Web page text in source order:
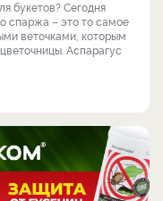
букетов? Сегодня
спаржа – это то самое
веточками, которым
Аспарагус